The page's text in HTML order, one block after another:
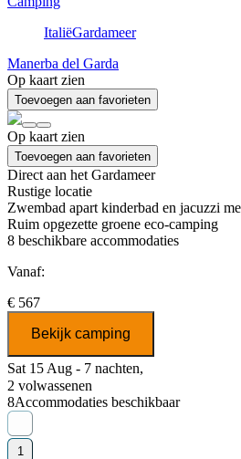
ItaliëGardameer
Manerba del Garda
Op kaart zien
Toevoegen aan favorieten
Op kaart zien
Toevoegen aan favorieten
Direct aan het Gardameer
Rustige locatie
Zwembad apart kinderbad en jacuzzi
Ruim opgezette groene eco-camping
8 beschikbare accommodaties
Vanaf:
€ 567
Bekijk camping
Sat 15 Aug - 7 nachten,
2 volwassenen
8Accommodaties beschikbaar
1